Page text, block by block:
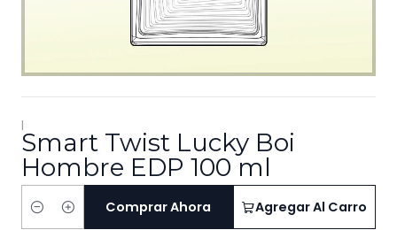
|
Smart Twist Lucky Boi
Hombre EDP 100 ml
Cantidad
Agregar Al Carro
Comprar Ahora